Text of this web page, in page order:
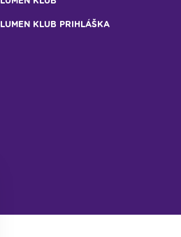
LUMEN KLUB PRIHLÁŠKA